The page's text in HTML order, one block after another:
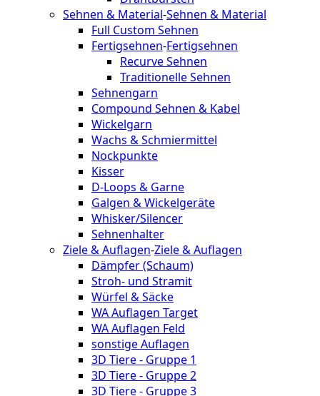
Sehnen & Material-Sehnen & Material
Full Custom Sehnen
Fertigsehnen-Fertigsehnen
Recurve Sehnen
Traditionelle Sehnen
Sehnengarn
Compound Sehnen & Kabel
Wickelgarn
Wachs & Schmiermittel
Nockpunkte
Kisser
D-Loops & Garne
Galgen & Wickelgeräte
Whisker/Silencer
Sehnenhalter
Ziele & Auflagen-Ziele & Auflagen
Dämpfer (Schaum)
Stroh- und Stramit
Würfel & Säcke
WA Auflagen Target
WA Auflagen Feld
sonstige Auflagen
3D Tiere - Gruppe 1
3D Tiere - Gruppe 2
3D Tiere - Gruppe 3